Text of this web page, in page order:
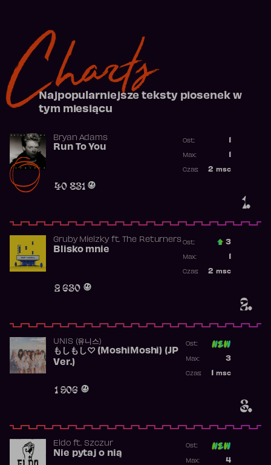
Charts
Najpopularniejsze teksty piosenek w
tym miesiącu
1.
Bryan Adams
Run To You
40 831
Ost.:
Max:
2 msc
Czas:
2.
Gruby Mielzkyft. The Returners
Blisko mnie
2 630
Ost.: 3
Max:
2 msc
Czas:
3.
UNIS (유니스)
もしもし♡ (MoshiMoshi) (JP
Ver.)
1 906
Ost:
3
Max:
msc
Czas:
Eldoft. Szczur
Nie pytaj o nią
Ost:
4
Max: